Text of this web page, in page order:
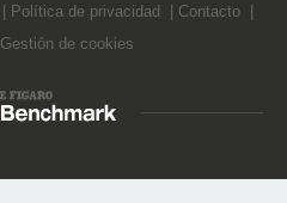
Política de privacidad
Contacto
Gestión de cookies